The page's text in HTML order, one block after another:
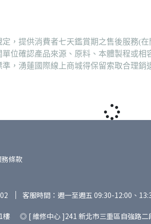
，提供消費者七天鑑賞期之售後服務(
位確認產品來源、原料、本體製程或
，湧蓮國際線上商城得保留索取合理銷
條款
客服時間：週一至週五 09:30-12:00、
樓 ◎ [ 維修中心 ]241 新北市三重區自強路二